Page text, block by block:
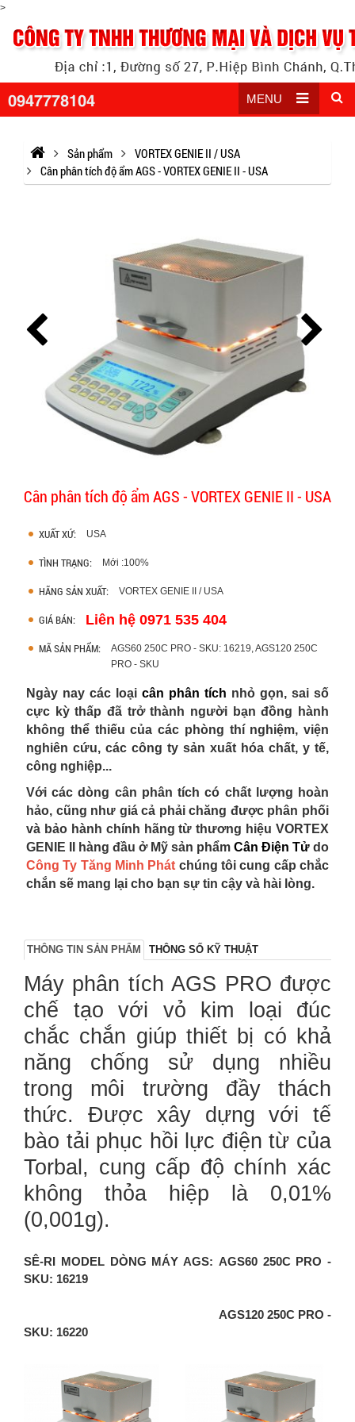
>
0947778104 MENU
Sản phẩm
VORTEX GENIE II / USA
Cân phân tích độ ẩm AGS - VORTEX GENIE II - USA
Cân phân tích độ ẩm AGS - VORTEX GENIE II - USA
XUẤT XỨ: USA
TÌNH TRẠNG: Mới :100%
HÃNG SẢN XUẤT: VORTEX GENIE II / USA
GIÁ BÁN: Liên hệ 0971 535 404
MÃ SẢN PHẨM:
AGS60 250C PRO - SKU: 16219, AGS120 250C
PRO - SKU
Ngày nay các loại cân phân tích nhỏ gọn, sai số
cực kỳ thấp đã trở thành người bạn đồng hành
không thể thiếu của các phòng thí nghiệm, viện
nghiên cứu, các công ty sản xuất hóa chất, y tế,
công nghiệp...
Với các dòng cân phân tích có chất lượng hoàn
hảo, cũng như giá cả phải chăng được phân phối
và bảo hành chính hãng từ thương hiệu VORTEX
GENIE II
hàng đầu ở Mỹ sản phẩm Cân Điện Tử do
Công Ty Tăng Minh Phát chúng tôicung cấp chắc
chắn sẽ mang lại cho bạn sự tin cậy và hài lòng.
THÔNG TIN SẢN PHẨM THÔNG SỐ KỸ THUẬT
Máy phân tích AGS PRO được
chế tạo với vỏ kim loại đúc
chắc chắn giúp thiết bị có khả
năng chống sử dụng nhiều
trong môi trường đầy thách
thức. Được xây dựng với tế
bào tải phục hồi lực điện từ của
Torbal, cung cấp độ chính xác
không thỏa hiệp là 0,01%
(0,001g).
SÊ-RI MODEL DÒNG MÁY AGS: AGS60 250C PRO -
SKU: 16219
AGS120 250C PRO -
SKU: 16220